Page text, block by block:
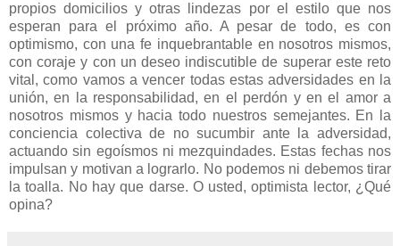
propios domicilios y otras lindezas por el estilo que nos
esperan para el próximo año. A pesar de todo, es con
optimismo, con una fe inquebrantable en nosotros mismos,
con coraje y con un deseo indiscutible de superar este reto
vital, como vamos a vencer todas estas adversidades en la
unión, en la responsabilidad, en el perdón y en el amor a
nosotros mismos y hacia todo nuestros semejantes. En la
conciencia colectiva de no sucumbir ante la adversidad,
actuando sin egoísmos ni mezquindades. Estas fechas nos
impulsan y motivan a lograrlo. No podemos ni debemos tirar
la toalla. No hay que darse. O usted, optimista lector, ¿Qué
opina?